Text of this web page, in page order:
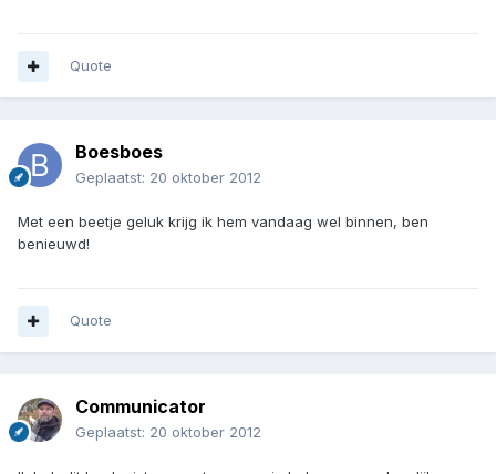
Quote
Boesboes
Geplaatst: 20 oktober 2012
Met een beetje geluk krijg ik hem vandaag wel binnen, ben
benieuwd!
Quote
Communicator
Geplaatst: 20 oktober 2012